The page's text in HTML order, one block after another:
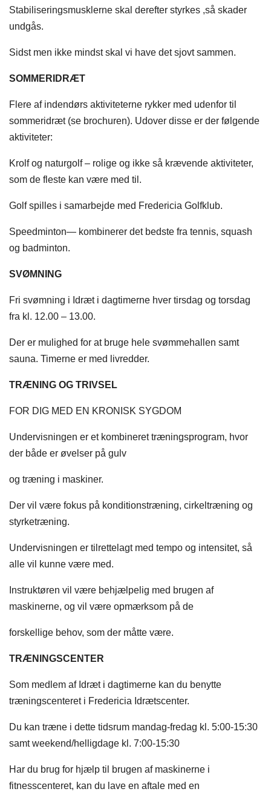
Stabiliseringsmusklerne skal derefter styrkes ,så skader
undgås.
​Sidst men ikke mindst skal vi have det sjovt sammen.
SOMMERIDRÆT
Flere af indendørs aktiviteterne rykker med udenfor til
sommeridræt (se brochuren). Udover disse er der følgende
aktiviteter:
Krolf og naturgolf – rolige og ikke så krævende aktiviteter,
som de fleste kan være med til.
Golf spilles i samarbejde med Fredericia Golfklub.
Speedminton— kombinerer det bedste fra tennis, squash
og badminton.
SVØMNING
Fri svømning i Idræt i dagtimerne hver tirsdag og torsdag
fra kl. 12.00 – 13.00.
Der er mulighed for at bruge hele svømmehallen samt
sauna. Timerne er med livredder.
TRÆNING OG TRIVSEL
FOR DIG MED EN KRONISK SYGDOM
Undervisningen er et kombineret træningsprogram, hvor
der både er øvelser på gulv
og træning i maskiner.
Der vil være fokus på konditionstræning, cirkeltræning og
styrketræning.
Undervisningen er tilrettelagt med tempo og intensitet, så
alle vil kunne være med.
Instruktøren vil være behjælpelig med brugen af
maskinerne, og vil være opmærksom på de
forskellige behov, som der måtte være.
TRÆNINGSCENTER
Som medlem af Idræt i dagtimerne kan du benytte
træningscenteret i Fredericia Idrætscenter.
Du kan træne i dette tidsrum mandag-fredag kl. 5:00-15:30
samt weekend/helligdage kl. 7:00-15:30
Har du brug for hjælp til brugen af maskinerne i
fitnesscenteret, kan du lave en aftale med en